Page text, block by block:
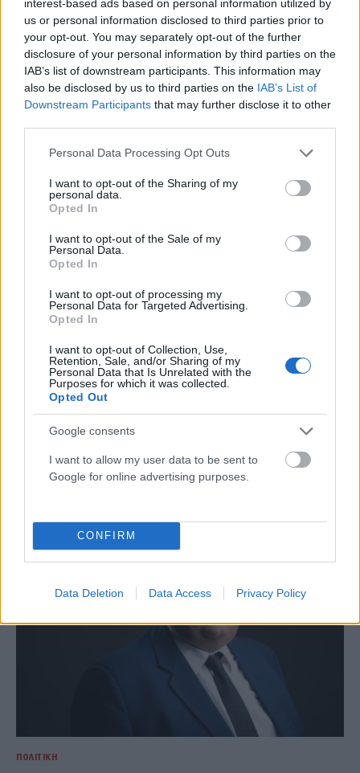
interest-based ads based on personal information utilized by
us or personal information disclosed to third parties prior to
your opt-out. You may separately opt-out of the further
disclosure of your personal information by third parties on the
IAB’s list of downstream participants. This information may
also be disclosed by us to third parties on the IAB’s List of
Downstream Participants that may further disclose it to other
Please note that this website/app uses one or more Google
not limited to your visit or usage behaviour. You may click to
grant or deny consent to Google and its third-party tags to
use your data for below specified purposes in below Google
consent section.
Personal Data Processing Opt Outs
I want to opt-out of the Sharing of my
personal data.
Opted In
I want to opt-out of the Sale of my
Personal Data.
Opted In
I want to opt-out of processing my
Personal Data for Targeted Advertising.
Opted In
I want to opt-out of Collection, Use,
Retention, Sale, and/or Sharing of my
Personal Data that Is Unrelated with the
Purposes for which it was collected.
Opted Out
Google consents
I want to allow my user data to be sent to
Google for online advertising purposes.
CONFIRM
Data Deletion Data Access Privacy Policy
ΠΟΛΙΤΙΚΉ
Νέο σχέδιο για την ενεργειακή θωράκιση της χώρας: Η
ΑΝΑΡΤΗΘΗΚΕ ΑΠΟNEWSROOM
Το μεγάλο γαλλικό «ναι» στο καλώδιο Ελλάδας –
ΠΟΛΙΤΙΚΉ